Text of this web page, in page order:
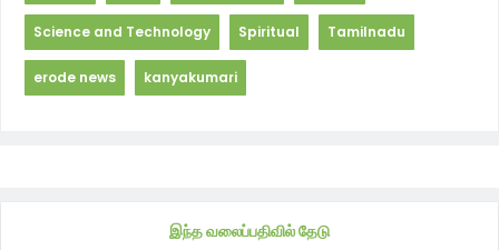
Science and Technology Spiritual Tamilnadu
erode news kanyakumari
இந்த வலைப்பதிவில் தேடு